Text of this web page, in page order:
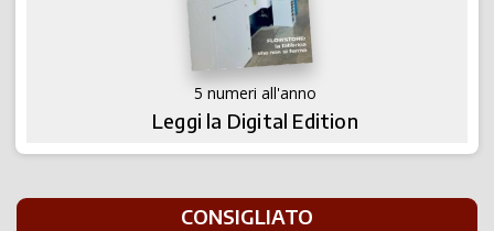
5 numeri all'anno
Leggi la Digital Edition
CONSIGLIATO